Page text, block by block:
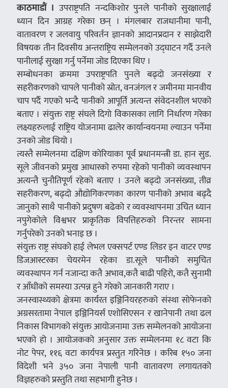
काठमाडौं । उपराष्ट्रपति नन्दकिशोर पुनले पानीको सुरक्षालाई
ध्यान दिन आग्रह गरेका छन् । मंगलबार राजधानीमा पानी,
वातावरण र जलवायु परिवर्तन ज्ञानको आदानप्रदान र साझेदारी
विषयक तीन दिवसीय अन्तराष्ट्रिय सम्मेलनको उद्घाटन गर्दै उनले
पानीलाई सुरक्षा गर्नु पर्नेमा जोड दिएका थिए ।
सम्बोधनका क्रममा उपराष्ट्रपति पुनले बढ्दो जनसंख्या र
सहरीकरणको चापले पानीको स्रोत, वनजंगल र जमीनमा मानवीय
चाप पर्दै गएको भन्दै पानीको आपूर्ति अत्यन्त संवेदनशील भएको
बताए । संयुक्त राष्ट्र संघले दिगो विकासका लागि निर्धारण गरेका
लक्ष्यहरुलाई राष्ट्रिय योजनामा ढालेर कार्यान्वयनमा ल्याउन पर्नेमा
उनको जोड थियो ।
त्यस्तै सम्मेलनमा दक्षिण कोरियाका पूर्व प्रधानमन्त्री डा. हान सुड.
सूले जीवनको प्रमुख आधारको रुपमा रहेको पानीको व्यवस्थापन
अत्यन्तै चुनौतिपूर्ण रहेको बताए । उनले बढ्दो जनसंख्या, तीव्र
सहरीकरण, बढ्दो औद्योगिकरणका कारण पानीको अभाव बढ्दै
जानुको साथै पानीको प्रदुषण बढेको र व्यवस्थापनमा उचित ध्यान
नपुगेकोले विश्वभर प्राकृतिक विपत्तिहरुको निरन्तर सामना
गर्नुपरेको उनको भनाइ छ ।
संयुक्त राष्ट्र संघको हाई लेभल एक्सपर्ट एण्ड लिडर इन वाटर एण्ड
डिजआस्टरका चेयरमेन रहेका डा.सूले पानीको समुचित
व्यवस्थापन गर्न नजान्दा कतै अभाव,कतै बाढी पहिरो, कतै सुनामी
र आँधीको समस्या उत्पन्न हुने गरेको जानकारी गराए ।
जनस्वास्थ्यको क्षेत्रमा कार्यरत इञ्जिनियरहरुको संस्था सोफेनको
अग्रसरतामा नेपाल इञ्जिनियर्स एशोसिएसन र खानेपानी तथा ढल
निकास विभागको संयुक्त आयोजनामा उक्त सम्मेलनको आयोजना
भएको हो । आयोजकको अनुसार उक्त सम्मेलनमा १८ वटा कि
नोट पेपर, ११६ वटा कार्यपत्र प्रस्तुत गरिनेछ । करिब १५० जना
विदेशी भने ३५० जना नेपाली पानी वातावरण लगायतको
विज्ञहरुको प्रस्तुति तथा सहभागी हुनेछ ।